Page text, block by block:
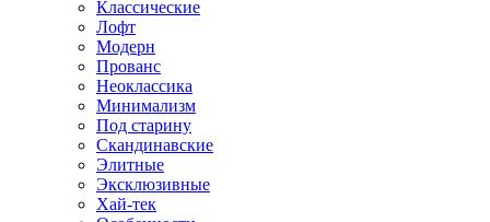
Классические
Лофт
Модерн
Прованс
Неоклассика
Минимализм
Под старину
Скандинавские
Элитные
Эксклюзивные
Хай-тек